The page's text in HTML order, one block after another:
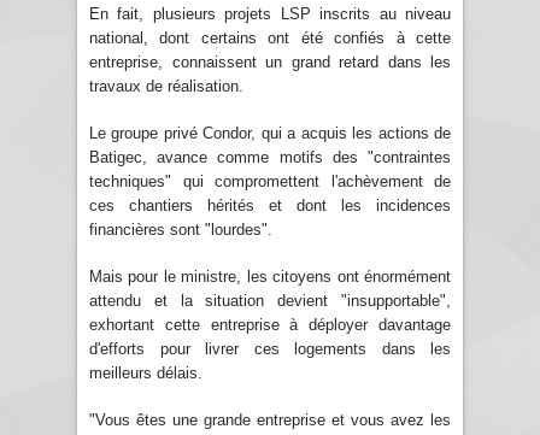
En fait, plusieurs projets LSP inscrits au niveau
national, dont certains ont été confiés à cette
entreprise, connaissent un grand retard dans les
travaux de réalisation.
Le groupe privé Condor, qui a acquis les actions de
Batigec, avance comme motifs des "contraintes
techniques" qui compromettent l'achèvement de
ces chantiers hérités et dont les incidences
financières sont "lourdes".
Mais pour le ministre, les citoyens ont énormément
attendu et la situation devient "insupportable",
exhortant cette entreprise à déployer davantage
d'efforts pour livrer ces logements dans les
meilleurs délais.
"Vous êtes une grande entreprise et vous avez les